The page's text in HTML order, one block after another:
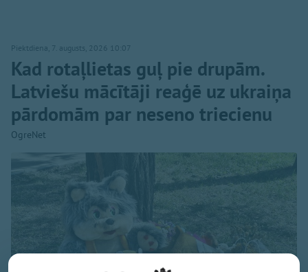
Piektdiena, 7. augusts, 2026 10:07
Kad rotaļlietas guļ pie drupām.
Latviešu mācītāji reaģē uz ukraiņa
pārdomām par neseno triecienu
OgreNet